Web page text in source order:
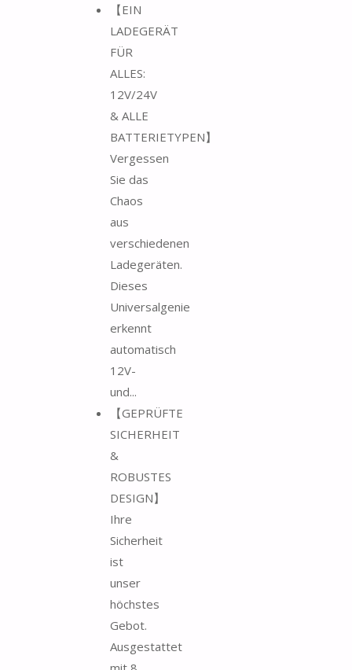
【EIN
LADEGERÄT
FÜR
ALLES:
12V/24V
& ALLE
BATTERIETYPEN】
Vergessen
Sie das
Chaos
aus
verschiedenen
Ladegeräten.
Dieses
Universalgenie
erkennt
automatisch
12V-
und...
【GEPRÜFTE
SICHERHEIT
&
ROBUSTES
DESIGN】
Ihre
Sicherheit
ist
unser
höchstes
Gebot.
Ausgestattet